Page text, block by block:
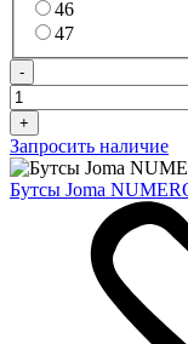
46
47
-
+
Запросить наличие
Бутсы Joma